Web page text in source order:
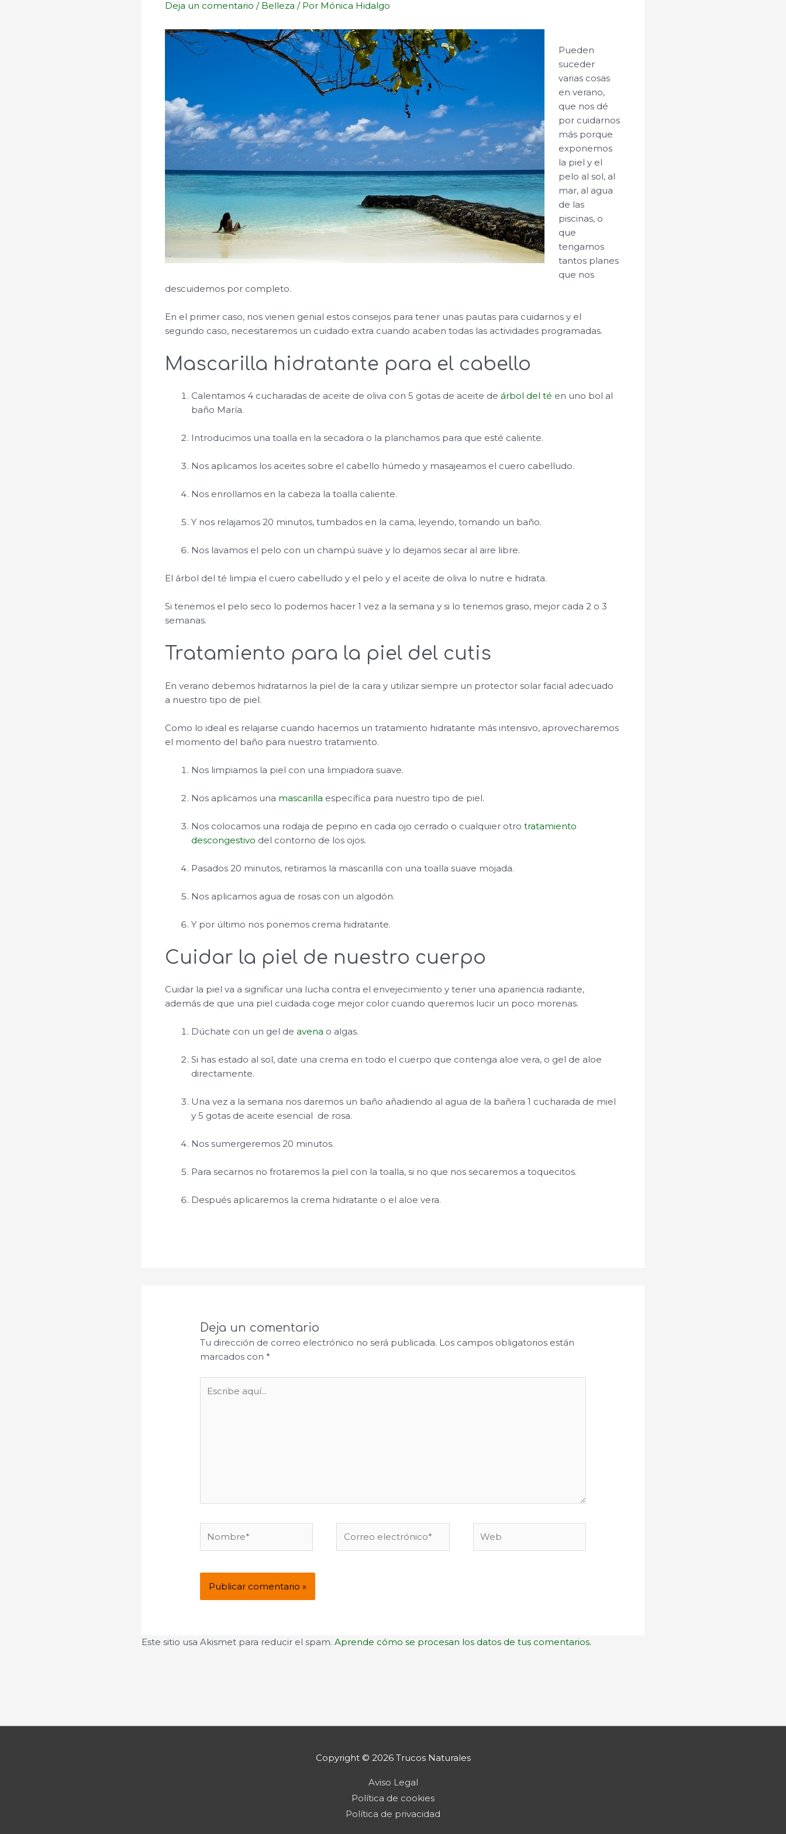
Deja un comentario / Belleza / Por Mónica Hidalgo
Pueden
suceder
varias cosas
en verano,
que nos dé
por cuidarnos
más porque
exponemos
la piel y el
pelo al sol, al
mar, al agua
de las
piscinas, o
que
tengamos
tantos planes
que nos
descuidemos por completo.
En el primer caso, nos vienen genial estos consejos para tener unas pautas para cuidarnos y el
segundo caso, necesitaremos un cuidado extra cuando acaben todas las actividades programadas.
Mascarilla hidratante para el cabello
Calentamos 4 cucharadas de aceite de oliva con 5 gotas de aceite deárbol del té en uno bol al
baño María.
Introducimos una toalla en la secadora o la planchamos para que esté caliente.
Nos aplicamos los aceites sobre el cabello húmedo y masajeamos el cuero cabelludo.
Nos enrollamos en la cabeza la toalla caliente.
Y nos relajamos 20 minutos, tumbados en la cama, leyendo, tomando un baño.
Nos lavamos el pelo con un champú suave y lo dejamos secar al aire libre.
El árbol del té limpia el cuero cabelludo y el pelo y el aceite de oliva lo nutre e hidrata.
Si tenemos el pelo seco lo podemos hacer 1 vez a la semana y si lo tenemos graso, mejor cada 2 o 3
semanas.
Tratamiento para la piel del cutis
En verano debemos hidratarnos la piel de la cara y utilizar siempre un protector solar facial adecuado
a nuestro tipo de piel.
Como lo ideal es relajarse cuando hacemos un tratamiento hidratante más intensivo, aprovecharemos
el momento del baño para nuestro tratamiento.
Nos limpiamos la piel con una limpiadora suave.
Nos aplicamos una mascarilla específica para nuestro tipo de piel.
Nos colocamos una rodaja de pepino en cada ojo cerrado o cualquier otrotratamiento
descongestivo del contorno de los ojos.
Pasados 20 minutos, retiramos la mascarilla con una toalla suave mojada.
Nos aplicamos agua de rosas con un algodón.
Y por último nos ponemos crema hidratante.
Cuidar la piel de nuestro cuerpo
Cuidar la piel va a significar una lucha contra el envejecimiento y tener una apariencia radiante,
además de que una piel cuidada coge mejor color cuando queremos lucir un poco morenas.
Dúchate con un gel deavena o algas.
Si has estado al sol, date una crema en todo el cuerpo que contenga aloe vera, o gel de aloe
directamente.
Una vez a la semana nos daremos un baño añadiendo al agua de la bañera 1 cucharada de miel
y 5 gotas de aceite esencial de rosa.
Nos sumergeremos 20 minutos.
Para secarnos no frotaremos la piel con la toalla, si no que nos secaremos a toquecitos.
Después aplicaremos la crema hidratante o el aloe vera.
Deja un comentario
Tu dirección de correo electrónico no será publicada. Los campos obligatorios están
marcados con *
aquí...
electrónico*
Este sitio usa Akismet para reducir el spam. Aprende cómo se procesan los datos de tus comentarios.
Copyright © 2026 Trucos Naturales
Aviso Legal
Política de cookies
Política de privacidad